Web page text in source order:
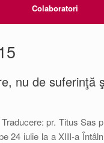
Colaboratori
nu de suferinţă
pr. Titus Sas
24 iulie la a XIII-a